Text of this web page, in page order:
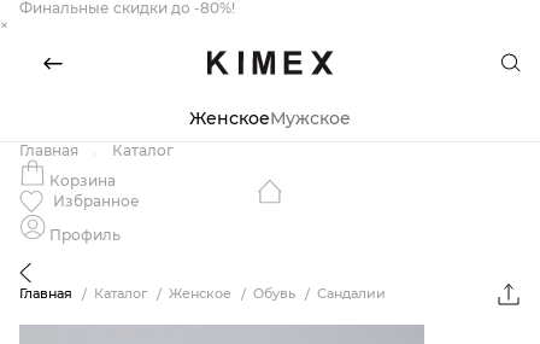
Финальные скидки до -80%!
×
ЖенскоеМужское
Главная
Каталог
Корзина
Избранное
Профиль
Главная Каталог Женское Обувь Сандалии